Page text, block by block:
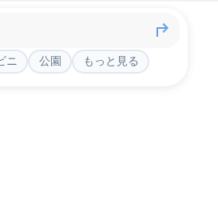
ニ 公園 もっと見る